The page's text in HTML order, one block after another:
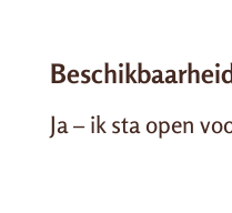
Ja – ik sta open